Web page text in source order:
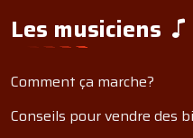
Les musiciens
Comment ça marche?
Conseils pour vendre des